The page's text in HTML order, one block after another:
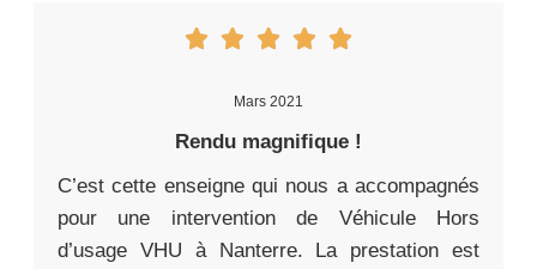
Mars 2021
Rendu magnifique !
C’est cette enseigne qui nous a accompagnés
pour une intervention de Véhicule Hors
d’usage VHU à Nanterre. La prestation est